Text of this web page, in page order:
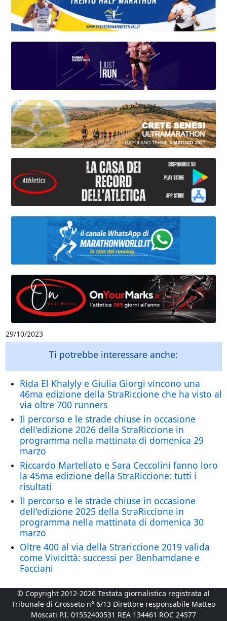
29/10/2023
Ti potrebbe interessare anche:
Rida El Khalyly e Giulia Giorgi vincono una
46ma edizione della StraRiccione che ha visto al
via oltre 700 runners
Il percorso e le strade chiuse in occasione
dell'edizione 2026 della StraRiccione in
programma nella mattinata di domenica 29
marzo
Riccardo Martellato e Sara Ceccolini fanno loro
la 45ma edizione della StraRiccione: tutti i
risultati
Il percorso e le strade chiuse in occasione
dell'edizione 2025 della StraRiccione in
programma nella mattinata di domenica 30
marzo
Oltre 400 al via della Strariccione 2019 valida
come Vivicittà: successi per Benhamdane e
Facciani
© Copyright 2012-2026 Testata giornalistica registrata al
Tribunale di Grosseto n° 6/13 Direttore responsabile Matteo
Moscati P.I. 01552400531 REA 134461 ROC 24577